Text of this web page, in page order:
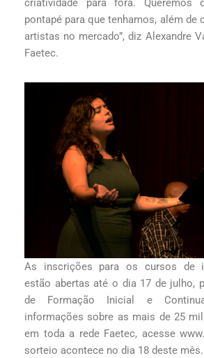
criatividade para fora.
pontapé para que tenhamos, além de
artistas no mercado”, diz Alexandre
Faetec.
As inscrições para os cursos de
estão abertas até o dia 17 de julho,
de Formação Inicial e
informações sobre as mais de 25
em toda a rede Faetec, acesse
sorteio acontece no dia 18 deste mês.